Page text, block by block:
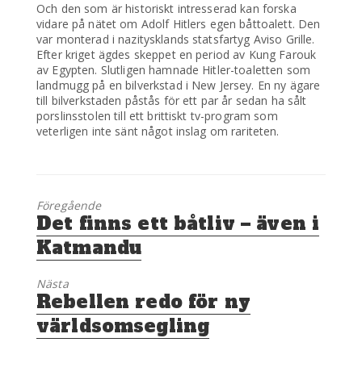
Och den som är historiskt intresserad kan forska
vidare på nätet om Adolf Hitlers egen båttoalett. Den
var monterad i nazitysklands statsfartyg Aviso Grille.
Efter kriget ägdes skeppet en period av Kung Farouk
av Egypten. Slutligen hamnade Hitler-toaletten som
landmugg på en bilverkstad i New Jersey. En ny ägare
till bilverkstaden påstås för ett par år sedan ha sålt
porslinsstolen till ett brittiskt tv-program som
veterligen inte sänt något inslag om rariteten.
Föregående
Föregående
inlägg:
Det finns ett båtliv – även i
Katmandu
Nästa
Nästa
inlägg:
Rebellen redo för ny
världsomsegling